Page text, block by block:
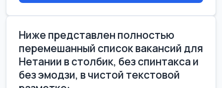
Ниже представлен полностью
перемешанный список вакансий для
Нетании в столбик, без спинтакса и
без эмодзи, в чистой текстовой